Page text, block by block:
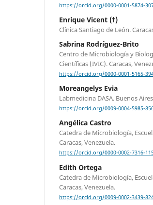
https://orcid.org/0000-0001-5874-
Enrique Vicent (†)
Clínica Santiago de León.
Sabrina Rodríguez-Brito
Centro de Microbiología y
Científicas (IVIC). Caracas,
https://orcid.org/0000-0001-5165-
Moreangelys Evia
Labmedicina DASA. Buenos
https://orcid.org/0009-0004-5985-
Angélica Castro
Catedra de Microbiología,
Caracas, Venezuela.
https://orcid.org/0000-0002-7316-
Edith Ortega
Catedra de Microbiología,
Caracas, Venezuela.
https://orcid.org/0009-0002-3439-